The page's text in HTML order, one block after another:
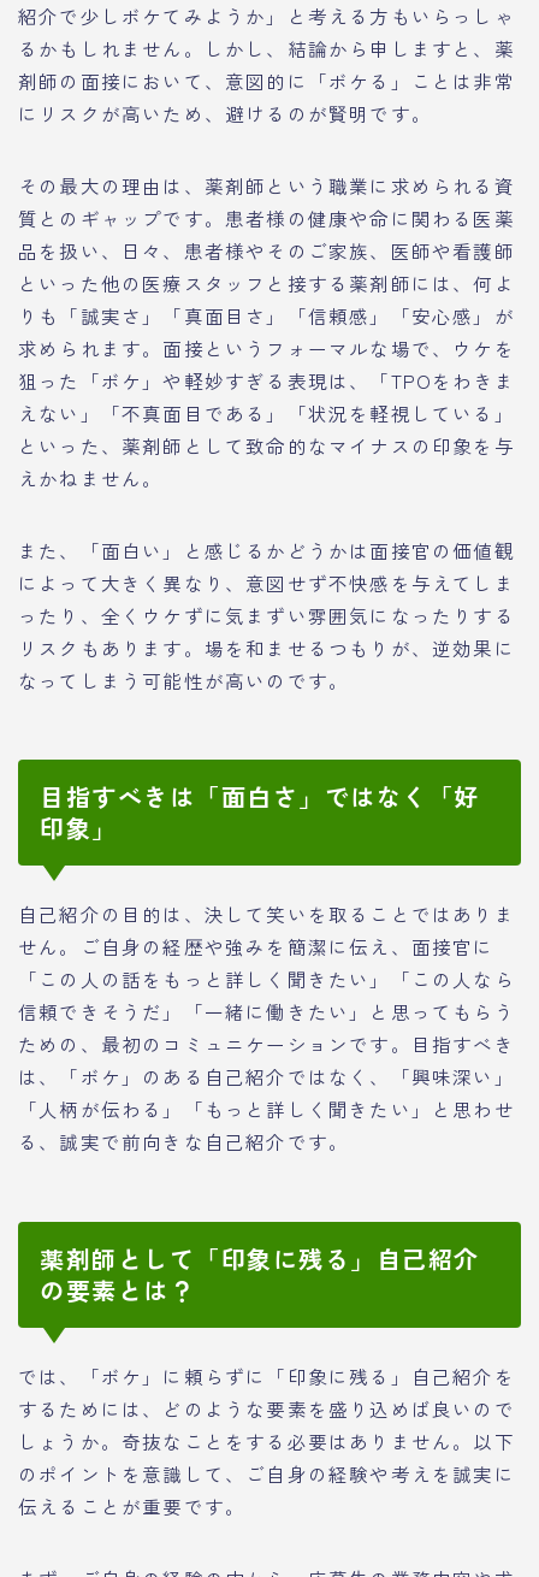
紹介で少しボケてみようか」と考える方もいらっしゃ
るかもしれません。しかし、結論から申しますと、薬
剤師の面接において、意図的に「ボケる」ことは非常
にリスクが高いため、避けるのが賢明です。
その最大の理由は、薬剤師という職業に求められる資
質とのギャップです。患者様の健康や命に関わる医薬
品を扱い、日々、患者様やそのご家族、医師や看護師
といった他の医療スタッフと接する薬剤師には、何よ
りも「誠実さ」「真面目さ」「信頼感」「安心感」が
求められます。面接というフォーマルな場で、ウケを
狙った「ボケ」や軽妙すぎる表現は、「TPOをわきま
えない」「不真面目である」「状況を軽視している」
といった、薬剤師として致命的なマイナスの印象を与
えかねません。
また、「面白い」と感じるかどうかは面接官の価値観
によって大きく異なり、意図せず不快感を与えてしま
ったり、全くウケずに気まずい雰囲気になったりする
リスクもあります。場を和ませるつもりが、逆効果に
なってしまう可能性が高いのです。
目指すべきは「面白さ」ではなく「好
印象」
自己紹介の目的は、決して笑いを取ることではありま
せん。ご自身の経歴や強みを簡潔に伝え、面接官に
「この人の話をもっと詳しく聞きたい」「この人なら
信頼できそうだ」「一緒に働きたい」と思ってもらう
ための、最初のコミュニケーションです。目指すべき
は、「ボケ」のある自己紹介ではなく、「興味深い」
「人柄が伝わる」「もっと詳しく聞きたい」と思わせ
る、誠実で前向きな自己紹介です。
薬剤師として「印象に残る」自己紹介
の要素とは？
では、「ボケ」に頼らずに「印象に残る」自己紹介を
するためには、どのような要素を盛り込めば良いので
しょうか。奇抜なことをする必要はありません。以下
のポイントを意識して、ご自身の経験や考えを誠実に
伝えることが重要です。